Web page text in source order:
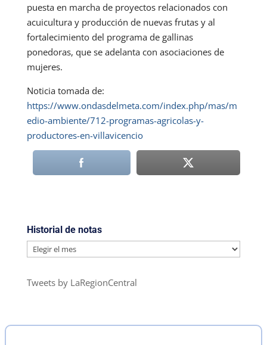
puesta en marcha de proyectos relacionados con
acuicultura y producción de nuevas frutas y al
fortalecimiento del programa de gallinas
ponedoras, que se adelanta con asociaciones de
mujeres.
Noticia tomada de:
https://www.ondasdelmeta.com/index.php/mas/m
edio-ambiente/712-programas-agricolas-y-
productores-en-villavicencio
Historial de notas
Historial
notas
Tweets by LaRegionCentral